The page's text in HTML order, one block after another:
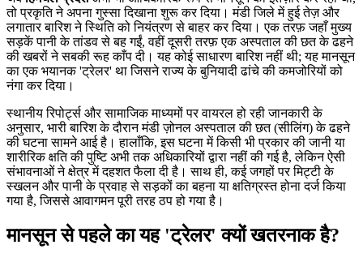
तो प्रकृति ने अपना गुस्सा दिखाना शुरू कर दिया। मंडी जिले में हुई तेज़ और
लगातार बारिश ने स्थिति को नियंत्रण से बाहर कर दिया। एक तरफ़ जहाँ मुख्य
सड़कें पानी के तांडव से बह गईं, वहीं दूसरी तरफ़ एक अस्पताल की छत के ढहने
की खबरों ने सबकी रूह काँप दी। यह कोई साधारण बारिश नहीं थी; यह मानसून
का एक भयानक 'ट्रेलर' था जिसने राज्य के बुनियादी ढांचे की कमजोरियों को
नंगा कर दिया।
स्थानीय रिपोर्ट्स और सामाजिक माध्यमों पर वायरल हो रही जानकारी के
अनुसार, भारी बारिश के दौरानमंडी ज़ोनल अस्पतालकी छत (सीलिंग) के ढहने
की घटना सामने आई है। हालाँकि, इस घटना में किसी भी प्रकार की जानी या
शारीरिक क्षति की पुष्टि अभी तक अधिकारियों द्वारा नहीं की गई है, लेकिन ऐसी
संभावनाओं ने क्षेत्र में दहशत फैला दी है। साथ ही, कई जगहों पर मिट्टी के
स्खलन और पानी के प्रवाह से सड़कों का बहना या क्षतिग्रस्त होना दर्ज किया
गया है, जिससे आवागमन पूरी तरह ठप हो गया है।
मानसून से पहले का यह 'ट्रेलर' क्यों खतरनाक है?